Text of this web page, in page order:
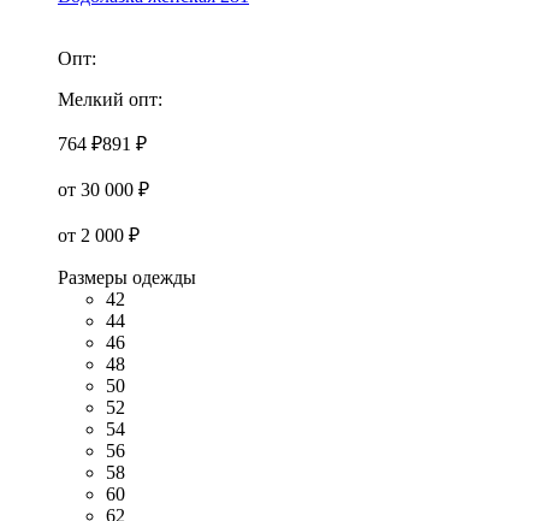
Опт:
Мелкий опт:
764 ₽891 ₽
от 30 000 ₽
от 2 000 ₽
Размеры одежды
42
44
46
48
50
52
54
56
58
60
62